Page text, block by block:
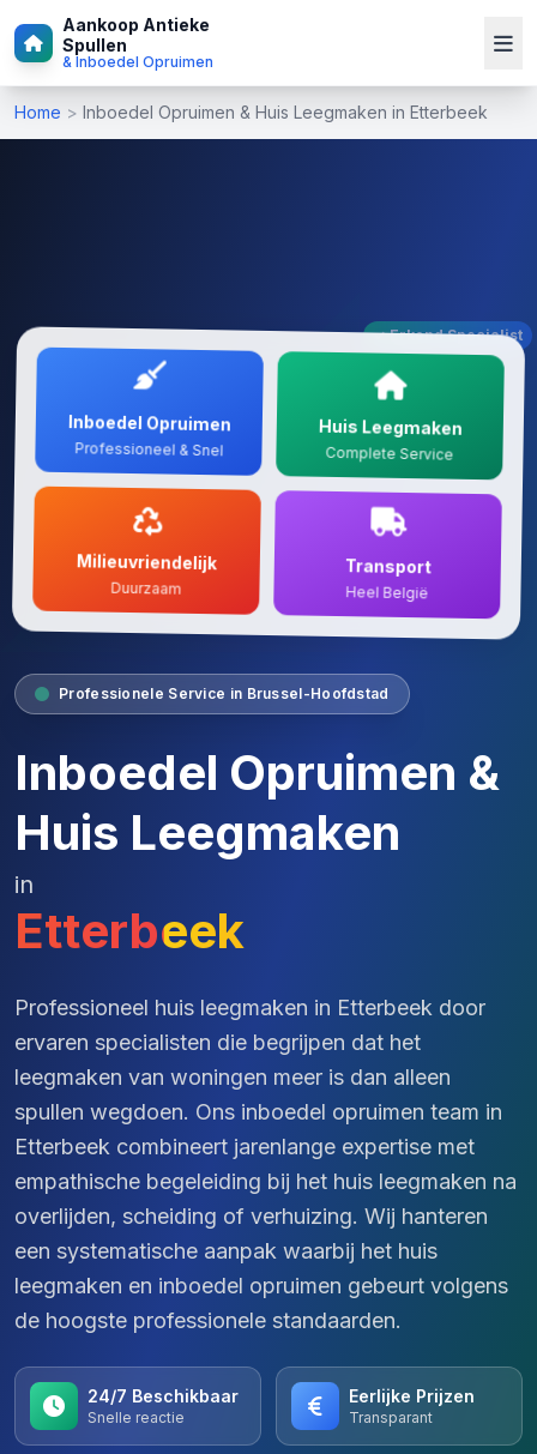
Aankoop Antieke
Spullen
& Inboedel Opruimen
Home > Inboedel Opruimen & Huis Leegmaken in Etterbeek
Professionele Service in Brussel-Hoofdstad
Inboedel Opruimen &
Huis Leegmaken
in
Etterbeek
Professioneel huis leegmaken in Etterbeek door
ervaren specialisten die begrijpen dat het
leegmaken van woningen meer is dan alleen
spullen wegdoen. Ons inboedel opruimen team in
Etterbeek combineert jarenlange expertise met
empathische begeleiding bij het huis leegmaken na
overlijden, scheiding of verhuizing. Wij hanteren
een systematische aanpak waarbij het huis
leegmaken en inboedel opruimen gebeurt volgens
de hoogste professionele standaarden.
24/7 Beschikbaar
Snelle reactie
Eerlijke Prijzen
Transparant
Inboedel Opruimen
Professioneel & Snel
Huis Leegmaken
Complete Service
Milieuvriendelijk
Duurzaam
Transport
Heel België
✓ Erkend Specialist